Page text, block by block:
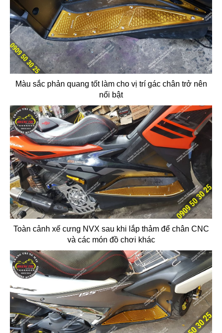
Màu sắc phản quang tốt làm cho vị trí gác chân trở nên
nổi bật
Toàn cảnh xế cưng NVX sau khi lắp thảm để chân CNC
và các món đồ chơi khác